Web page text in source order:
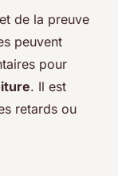
de la preuve
peuvent
pour
. Il est
retards ou